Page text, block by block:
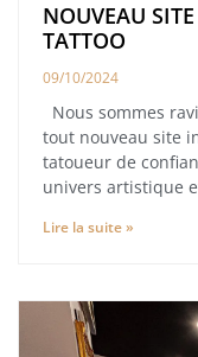
NOUVEAU
TATTOO
09/10/2024
Nous sommes
tout nouveau site
tatoueur de
univers artistique
Lire la suite »